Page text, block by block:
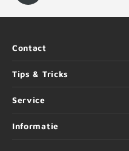
Contact
Tips & Tricks
Service
Informatie